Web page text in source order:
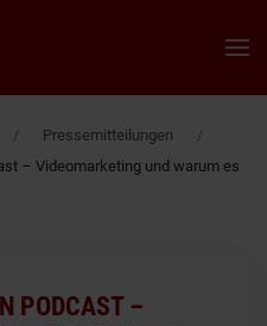
Pressemitteilungen
– Videomarketing und warum es
PODCAST –